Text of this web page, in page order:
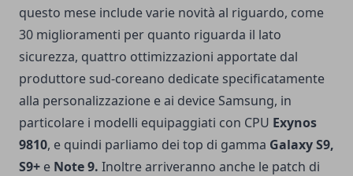
questo mese include varie novità al riguardo, come
30 miglioramenti per quanto riguarda il lato
sicurezza, quattro ottimizzazioni apportate dal
produttore sud-coreano dedicate specificatamente
alla personalizzazione e ai device Samsung, in
particolare i modelli equipaggiati con CPU Exynos
9810, e quindi parliamo dei top di gamma Galaxy S9,
S9+ e Note 9. Inoltre arriveranno anche le patch di